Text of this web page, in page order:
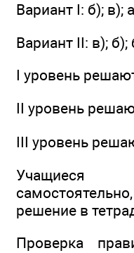
Вариант I: б); в);
Вариант II: в); б);
I уровень
II уровень
III уровень
Учащиеся
решение в
Проверка